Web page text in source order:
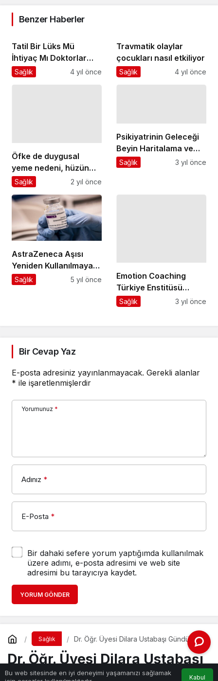
Benzer Haberler
Tatil Bir Lüks Mü
İhtiyaç Mı Doktorlar
Tatili Reçete Olarak
Sağlık 4 yıl önce
Travmatik olaylar
çocukları nasıl etkiliyor
Sağlık 4 yıl önce
Öfke de duygusal
yeme nedeni, hüzün
de… Üzgün ya da öfkeli
çözümü buzdolabında
değil!
Sağlık 2 yıl önce
Psikiyatrinin Geleceği
Beyin Haritalama ve
Kişiselleştirilmiş
Sağlık 3 yıl önce
AstraZeneca Aşısı
Yeniden Kullanılmaya
Başlanıyor
Sağlık 5 yıl önce
Emotion Coaching
Türkiye Enstitüsü
Duygu Dostu
Sağlık 3 yıl önce
Bir Cevap Yaz
E-posta adresiniz yayınlanmayacak. Gerekli alanlar
* ile işaretlenmişlerdir
Yorumunuz *
Adınız *
E-Posta *
Bir dahaki sefere yorum yaptığımda kullanılmak
üzere adımı, e-posta adresimi ve web site
adresimi bu tarayıcıya kaydet.
YORUM GÖNDER
Sağlık
Dr. Öğr. Üyesi Dilara Ustabaşı Gündüz:
İyileştirme Sürecine Güç Katıyor"
Dr. Öğr. Üyesi Dilara Ustabaşı
Gündüz: 'Sosyal Hizmet, Afet
Bu web sitesinde en iyi deneyimi yaşamanızı sağlamak
Kabul